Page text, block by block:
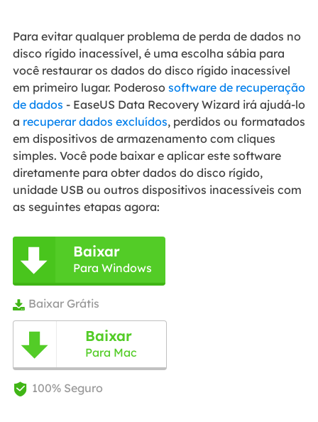
Para evitar qualquer problema de perda de dados no
disco rígido inacessível, é uma escolha sábia para
você restaurar os dados do disco rígido inacessível
em primeiro lugar. Poderoso software de recuperação
de dados - EaseUS Data Recovery Wizard irá ajudá-lo
a recuperar dados excluídos, perdidos ou formatados
em dispositivos de armazenamento com cliques
simples. Você pode baixar e aplicar este software
diretamente para obter dados do disco rígido,
unidade USB ou outros dispositivos inacessíveis com
as seguintes etapas agora:
 Baixar
Para Windows
 Baixar Grátis
 Baixar
Para Mac
 100% Seguro